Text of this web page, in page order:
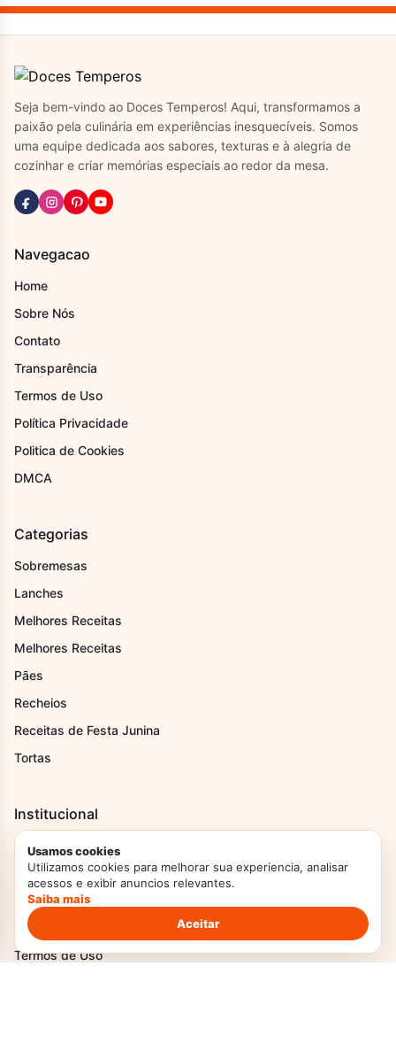
Seja bem-vindo ao Doces Temperos! Aqui, transformamos a
paixão pela culinária em experiências inesquecíveis. Somos
uma equipe dedicada aos sabores, texturas e à alegria de
cozinhar e criar memórias especiais ao redor da mesa.
Navegacao
Home
Sobre Nós
Contato
Transparência
Termos de Uso
Política Privacidade
Politica de Cookies
DMCA
Categorias
Sobremesas
Lanches
Melhores Receitas
Melhores Receitas
Pães
Recheios
Receitas de Festa Junina
Tortas
Institucional
Home
Sobre Nós
Contato
Transparência
Termos de Uso
Usamos cookies
Utilizamos cookies para melhorar sua experiencia, analisar
acessos e exibir anuncios relevantes.
Saiba mais
Aceitar